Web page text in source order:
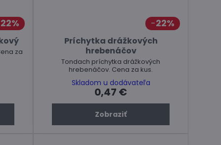
22%
za
22%
Príchytka drážkových
hrebenáčov
Tondach príchytka drážkových
hrebenáčov. Cena za kus.
Skladom u dodávateľa
0,47 €
Zobraziť